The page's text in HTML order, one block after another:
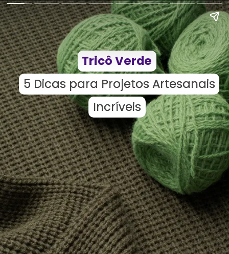
Tricô Verde
5 Dicas para Projetos Artesanais
Incríveis
Tricô Verde
5 Dicas para Projetos Artesanais
Incríveis